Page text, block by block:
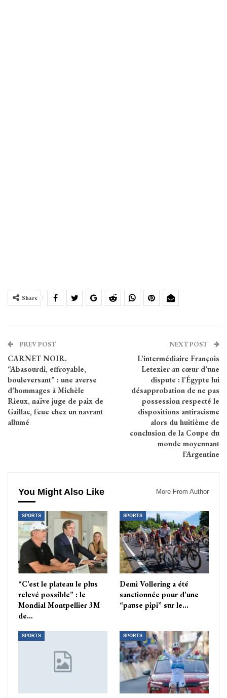
Share
PREV POST
CARNET NOIR.
“Abasourdi, effroyable,
bouleversant” : une averse
d’hommages à Michèle
Rieux, naïve juge de paix de
Gaillac, feue chez un navrant
allumé
NEXT POST
L’intermédiaire François
Letexier au cœur d’une
dispute : l’Égypte lui
désapprobation de ne pas
possession respecté le
dispositions antiracisme
alors du huitième de
conclusion de la Coupe du
monde moyennant
l’Argentine
You Might Also Like More From Author
SPORTS
“C’est le plateau le plus
relevé possible” : le
Mondial Montpellier 3M
de…
SPORTS
Demi Vollering a été
sanctionnée pour d’une
“pause pipi” sur le…
SPORTS SPORTS